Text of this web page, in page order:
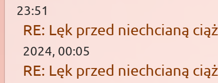
23:51
RE: Lęk przed niechcianą
2024, 00:05
RE: Lęk przed niechcianą